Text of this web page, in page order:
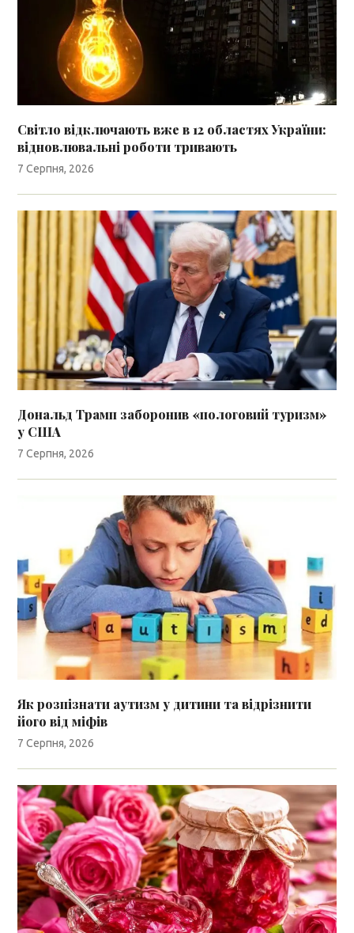
Світло відключають вже в 12 областях України:
відновлювальні роботи тривають
7 Серпня, 2026
Дональд Трамп заборонив «пологовий туризм»
у США
7 Серпня, 2026
Як розпізнати аутизм у дитини та відрізнити
його від міфів
7 Серпня, 2026